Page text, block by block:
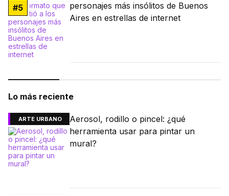
#5
personajes más insólitos de Buenos
Aires en estrellas de internet
Lo más reciente
ARTE URBANO
Aerosol, rodillo o pincel: ¿qué
herramienta usar para pintar un
mural?